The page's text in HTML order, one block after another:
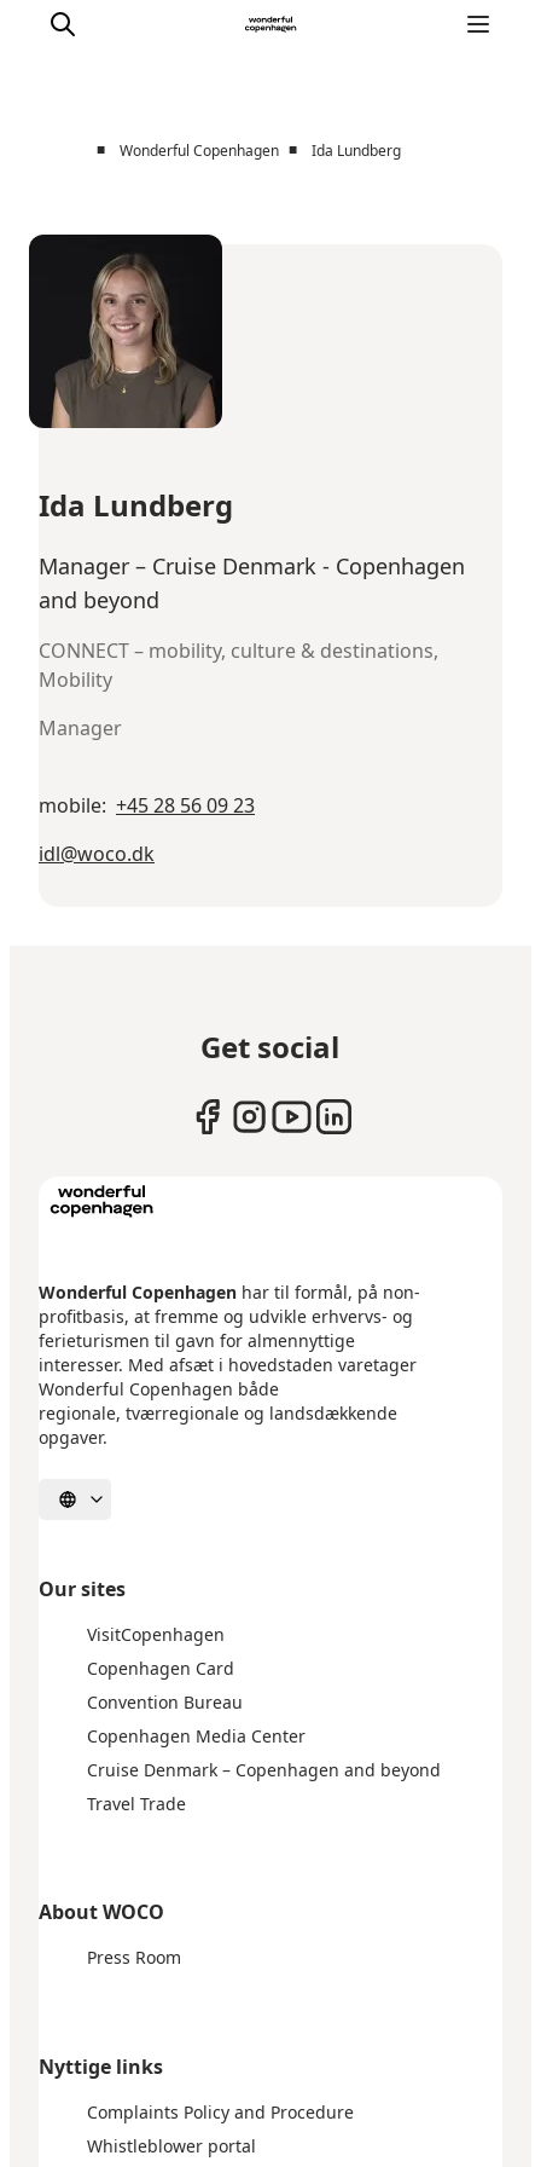
Press Room
About Wonderful Copenhagen
DestinationPay
■ Wonderful Copenhagen ■ Ida Lundberg
Ida Lundberg
Manager – Cruise Denmark - Copenhagen
and beyond
CONNECT – mobility, culture & destinations,
Mobility
Manager
mobile: +45 28 56 09 23
idl@woco.dk
Get social
Wonderful Copenhagen har til formål, på non-
profitbasis, at fremme og udvikle erhvervs- og
ferieturismen til gavn for almennyttige
interesser. Med afsæt i hovedstaden varetager
Wonderful Copenhagen både
regionale, tværregionale og landsdækkende
opgaver.
Select language
Our sites
VisitCopenhagen
Copenhagen Card
Convention Bureau
Copenhagen Media Center
Cruise Denmark – Copenhagen and beyond
Travel Trade
About WOCO
Press Room
Nyttige links
Complaints Policy and Procedure
Whistleblower portal